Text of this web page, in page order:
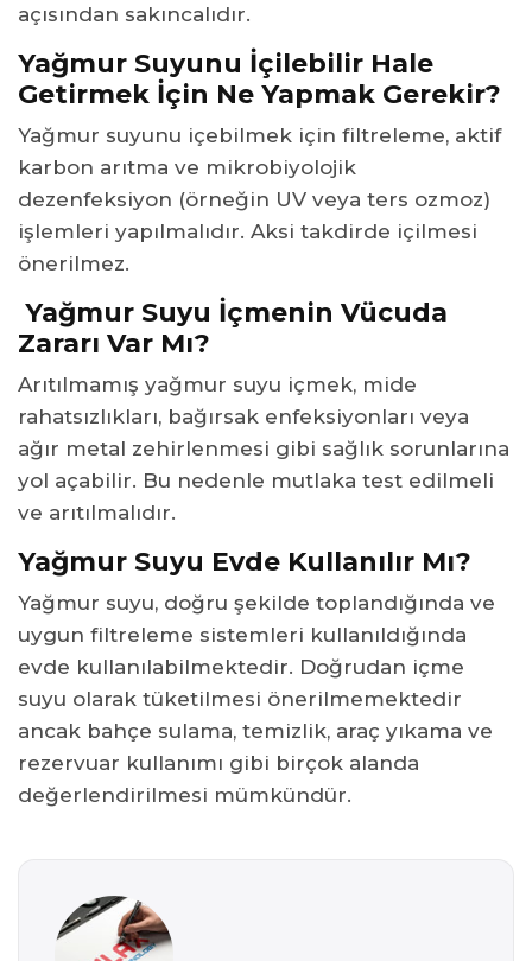
açısından sakıncalıdır.
Yağmur Suyunu İçilebilir Hale
Getirmek İçin Ne Yapmak Gerekir?
Yağmur suyunu içebilmek için filtreleme, aktif
karbon arıtma ve mikrobiyolojik
dezenfeksiyon (örneğin UV veya ters ozmoz)
işlemleri yapılmalıdır. Aksi takdirde içilmesi
önerilmez.
Yağmur Suyu İçmenin Vücuda
Zararı Var Mı?
Arıtılmamış yağmur suyu içmek, mide
rahatsızlıkları, bağırsak enfeksiyonları veya
ağır metal zehirlenmesi gibi sağlık sorunlarına
yol açabilir. Bu nedenle mutlaka test edilmeli
ve arıtılmalıdır.
Yağmur Suyu Evde Kullanılır Mı?
Yağmur suyu, doğru şekilde toplandığında ve
uygun filtreleme sistemleri kullanıldığında
evde kullanılabilmektedir. Doğrudan içme
suyu olarak tüketilmesi önerilmemektedir
ancak bahçe sulama, temizlik, araç yıkama ve
rezervuar kullanımı gibi birçok alanda
değerlendirilmesi mümkündür.